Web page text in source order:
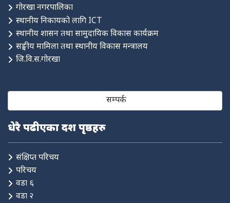
गोरखा नगरपालिका
स्थानीय निकायको लागि ICT
स्थानीय शासन तथा सामुदायिक विकास कार्यक्रम
सङ्घीय मामिला तथा स्थानीय विकास मन्त्रालय
जि.वि.स.गोरखा
सम्पर्क
धेरै पढीएका दश पृष्ठहरु
संक्षिप्त परिचय
परिचय
वडा ६
वडा २